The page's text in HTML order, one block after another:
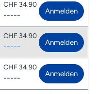
CHF 34.90
----- Anmelden
CHF 34.90
----- Anmelden
CHF 34.90
----- Anmelden